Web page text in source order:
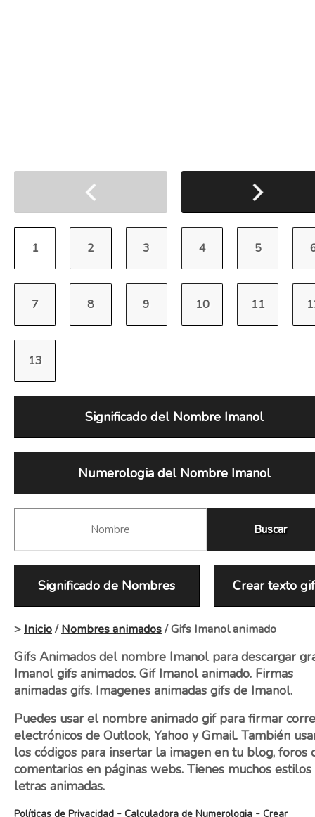
Significado del Nombre Imanol
Numerologia del Nombre Imanol
Significado de Nombres Crear texto gif
> Inicio/Nombres animados/ Gifs Imanol animado
Gifs Animados del nombre Imanol para descargar
Imanol gifs animados. Gif Imanol animado. Firmas
animadas gifs. Imagenes animadas gifs de Imanol.
Puedes usar el nombre animado gif para firmar
electrónicos de Outlook, Yahoo y Gmail. También
los códigos para insertar la imagen en tu blog, foros
comentarios en páginas webs. Tienes muchos estilos
letras animadas.
Políticas de Privacidad - Calculadora de Numerologia - Crear